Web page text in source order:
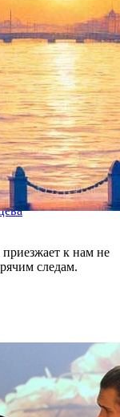
к нам не
следам.